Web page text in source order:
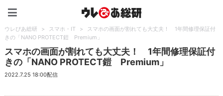
ウレぴあ総研 > スマホ・IT >
スマホの画面が割れても大丈夫！ 1年間修理保証付
きの「NANO PROTECT鎧 Premium」
スマホの画面が割れても大丈夫！ 1年間修理保証付
きの「NANO PROTECT鎧 Premium」
2022.7.25 18:00配信